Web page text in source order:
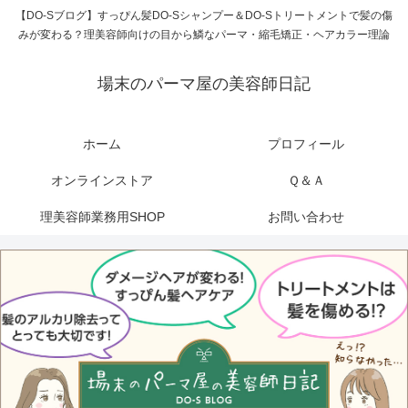
【DO-Sブログ】すっぴん髪DO-Sシャンプー＆DO-Sトリートメントで髪の傷
みが変わる？理美容師向けの目から鱗なパーマ・縮毛矯正・ヘアカラー理論
場末のパーマ屋の美容師日記
ホーム プロフィール
オンラインストア Ｑ＆Ａ
理美容師業務用SHOP お問い合わせ